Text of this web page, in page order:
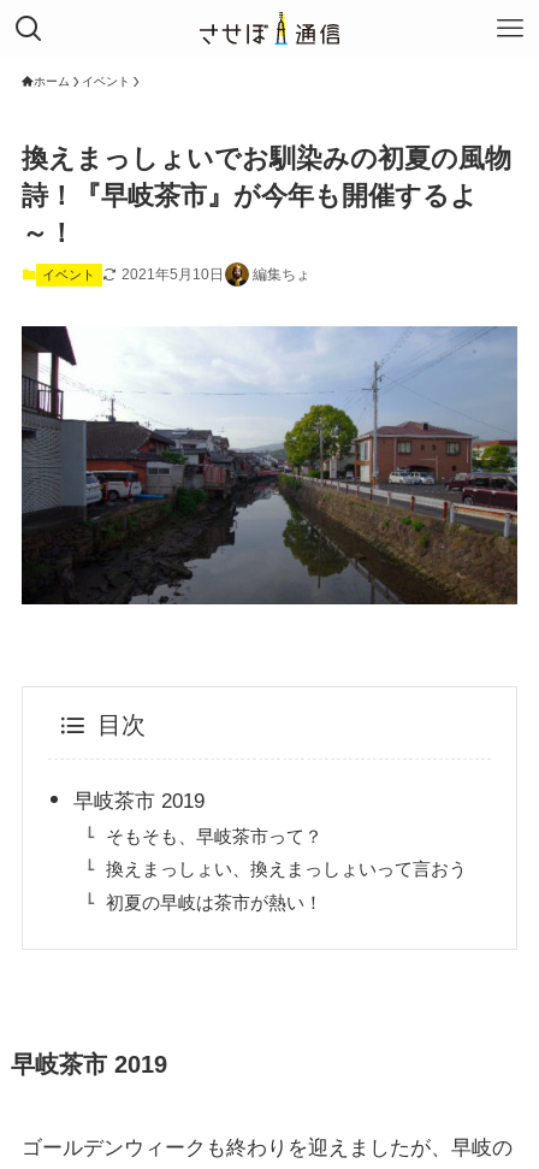
ホーム イベント
換えまっしょいでお馴染みの初夏の風物
詩！『早岐茶市』が今年も開催するよ
～！
イベント 2021年5月10日 編集ちょ
目次
早岐茶市 2019
そもそも、早岐茶市って？
換えまっしょい、換えまっしょいって言おう
初夏の早岐は茶市が熱い！
早岐茶市 2019
ゴールデンウィークも終わりを迎えましたが、早岐の